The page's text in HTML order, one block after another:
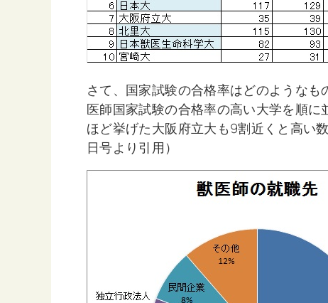
さて、国家試験の合格率はどのような
医師国家試験の合格率の高い大学を順
ほど挙げた大阪府立大も9割近くと高い
日号より引用）